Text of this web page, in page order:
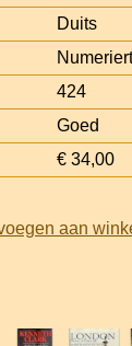
Duits
424
Goed
€ 34,00
aan